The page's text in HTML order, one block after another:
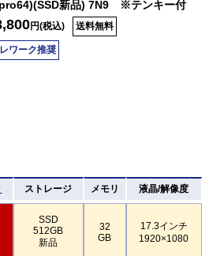
新品) 7N9 ※テンキー付
円(税込) 送料無料
ワーク推奨
ストレージ メモリ 液晶/解像度
SSD
512GB
新品
32
GB
17.3インチ
1920×1080